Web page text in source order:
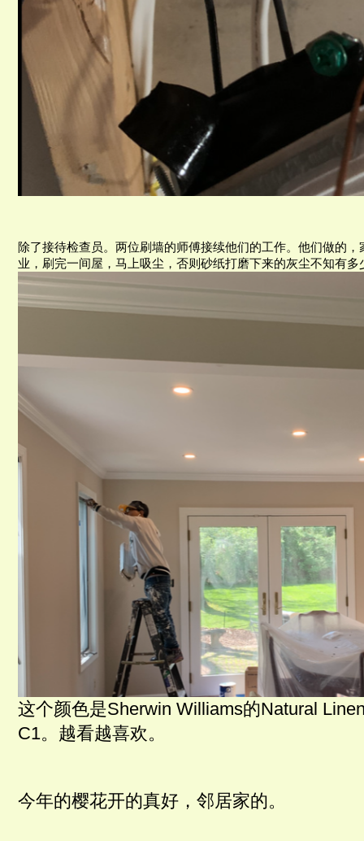
除了接待检查员。两位刷墙的师傅接续他们的工作。他们做的
业，刷完一间屋，马上吸尘，否则砂纸打磨下来的灰尘不知有多
这个颜色是Sherwin Williams的Natural
C1。越看越喜欢。
今年的樱花开的真好，邻居家的。